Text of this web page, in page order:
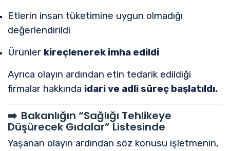
Etlerin insan tüketimine uygun olmadığı
değerlendirildi
Ürünler kireçlenerek imha edildi
Ayrıca olayın ardından etin tedarik edildiği
firmalar hakkında idari ve adli süreç başlatıldı.
➡️ Bakanlığın “Sağlığı Tehlikeye
Düşürecek Gıdalar” Listesinde
Yaşanan olayın ardından söz konusu işletmenin,